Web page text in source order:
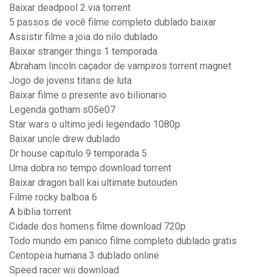
Baixar deadpool 2 via torrent
5 passos de você filme completo dublado baixar
Assistir filme a joia do nilo dublado
Baixar stranger things 1 temporada
Abraham lincoln caçador de vampiros torrent magnet
Jogo de jovens titans de luta
Baixar filme o presente avo bilionario
Legenda gotham s05e07
Star wars o ultimo jedi legendado 1080p
Baixar uncle drew dublado
Dr house capitulo 9 temporada 5
Uma dobra no tempo download torrent
Baixar dragon ball kai ultimate butouden
Filme rocky balboa 6
A biblia torrent
Cidade dos homens filme download 720p
Todo mundo em panico filme completo dublado gratis
Centopeia humana 3 dublado online
Speed racer wii download